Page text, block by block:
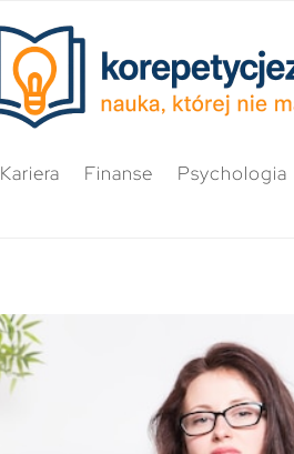
Kariera Finanse Psychologia